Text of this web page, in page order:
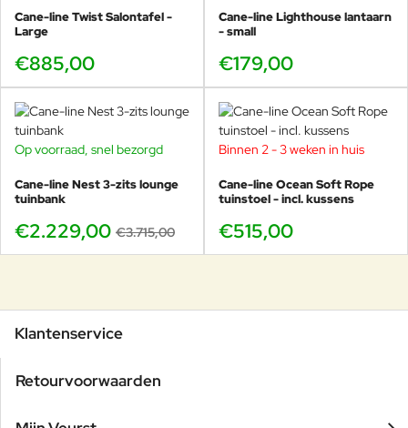
Cane-line Twist Salontafel -
Large
€885,00
Cane-line Lighthouse lantaarn
- small
€179,00
-40%
Op voorraad, snel bezorgd
Cane-line Nest 3-zits lounge
tuinbank
€2.229,00 €3.715,00
Binnen 2 - 3 weken in huis
Cane-line Ocean Soft Rope
tuinstoel - incl. kussens
€515,00
Klantenservice
Retourvoorwaarden